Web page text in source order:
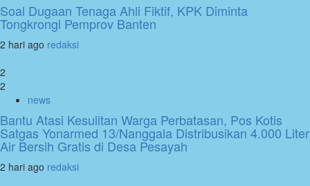
Soal Dugaan Tenaga Ahli Fiktif, KPK Diminta
Tongkrongi Pemprov Banten
2 hari ago redaksi
2
2
news
Bantu Atasi Kesulitan Warga Perbatasan, Pos Kotis
Satgas Yonarmed 13/Nanggala Distribusikan 4.000 Liter
Air Bersih Gratis di Desa Pesayah
2 hari ago redaksi